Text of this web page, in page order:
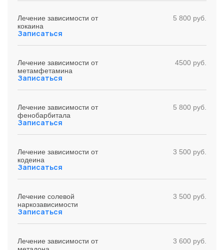
Лечение зависимости от
кокаина
5 800 руб.
Записаться
Лечение зависимости от
метамфетамина
4500 руб.
Записаться
Лечение зависимости от
фенобарбитала
5 800 руб.
Записаться
Лечение зависимости от
кодеина
3 500 руб.
Записаться
Лечение солевой
наркозависимости
3 500 руб.
Записаться
Лечение зависимости от
3 600 руб.